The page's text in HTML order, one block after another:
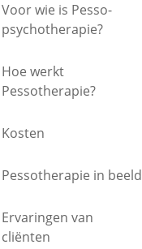
Voor wie is Pesso-
psychotherapie?
Hoe werkt
Pessotherapie?
Kosten
Pessotherapie in beeld
Ervaringen van
cliënten